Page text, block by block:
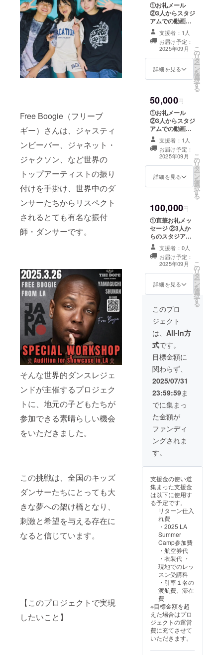
Free Boogie（フリーブ
ギー）さんは、ジャスティ
ンビーバー、ジャネット・
ジャクソン、など世界の
トップアーティストの振り
付けを手掛け、世界中のダ
ンサーたちからリスペクト
されるとても有名な振付
師・ダンサーです。
そんな世界的ダンスレジェ
ンドが主催するプロジェク
トに、地元の子どもたちが
参加できる素晴らしい機会
をいただきました。
この挑戦は、全国のキッズ
ダンサーたちにとっても大
きな夢への架け橋となり、
刺激と希望を与える存在に
なると信じています。
【このプロジェクトで実現
したいこと】
①お礼メール
②3人からスタジ
アムでの動画
メッセージ 収録
時間 約1分間
提供方法 メー
ルにURLを記載
します。 ③限定
パフォーマンス
映像 収録時間
URLを記載しま
す。
支援者：1人
お届け予定：
2025年09月
詳細を見る
こ
の
リ
タ
ー
ン
を
選
択
す
る
50,000円
①お礼メール
②3人からスタジ
アムでの動画
メッセージ 収録
時間 約1分間
提供方法 メー
ルにURLを記載
します。 ③限定
パフォーマンス
映像 収録時間
URLを記載しま
す。 ④ 帰国後報
告会1名ご招待
（周南市会場 or
オンライン） 日
時 2025年11月
頃開催 場所 山
口県周南市 ※支
援者様の交通費
や滞在費は各自
でご負担くださ
い。（オフライ
ンの場合） 実施
方法 ZOOMを
利用します。
（オンラインの
場合） 支援者様
との連絡方法
詳細はメールで
連絡します。
支援者：1人
お届け予定：
2025年09月
詳細を見る
こ
の
リ
タ
ー
ン
を
選
択
す
る
100,000円
①直筆お礼メッ
セージ ②3人か
らのスタジアム
での動画メッ
セージ 収録時
間 約1分間 提
供方法 メール
にURLを記載し
ます。 ③限定パ
3分間 提供方
法 メールに
URLを記載しま
す。 ④ 帰国後報
告会1名ご招待
（周南市会場 or
オンライン） 日
時 2025年11月
頃開催 場所 山
口県周南市 ※支
や滞在費は各自
でご負担くださ
い。（オフライ
ンの場合） 実施
方法 ZOOMを
利用します。
（オンラインの
場合） 支援者様
との連絡方法
詳細はメールで
連絡します。 ⑤
限定パフォーマ
ンス映像エンド
ロールに個人の
方、企業様、団
体様のお名前掲
字のみ 備考欄に
個人名、団体
名、企業名など
をお書きくださ
い。
支援者：0人
お届け予定：
2025年09月
詳細を見る
こ
の
リ
タ
ー
ン
を
選
択
す
る
このプロ
ジェクト
は、 All-In方
式です。
目標金額に
関わらず、
2025/07/31
23:59:59ま
でに集まっ
た金額が
ファンディ
ングされま
す。
支援金の使い道
集まった支援金
は以下に使用す
る予定です。
リターン仕入
れ費
・2025 LA
Summer
Camp参加費
︎・航空券代
・衣装代 ・
現地でのレッ
スン受講料
・引率１名の
渡航費、滞在
費
※目標金額を超
えた場合はプロ
ジェクトの運営
費に充てさせて
いただきます。